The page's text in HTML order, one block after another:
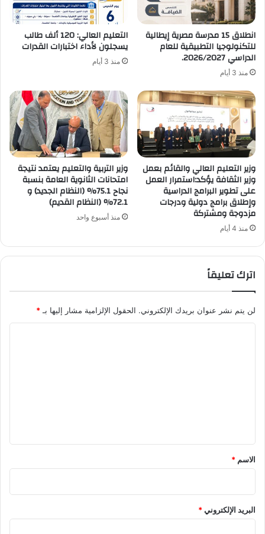
انطلاق 15 مدرسة مصرية إيطالية
للتكنولوجيا التطبيقية للعام
الدراسي 2026/2027.
منذ 3 أيام
التعليم العالي: 120 ألف طالب
يسجلون لأداء اختبارات القدرات
منذ 3 أيام
وزير التعليم العالي والقائم بعمل
وزير الثقافة يؤكد:استمرار العمل
على تطوير البرامج الدراسية
وإطلاق برامج دولية ودرجات
مزدوجة ومشتركة
منذ 4 أيام
وزير التربية والتعليم يعتمد نتيجة
امتحانات الثانوية العامة بنسبة
نجاح 75.1% (النظام الجديد) و
72.1% (النظام القديم)
منذ أسبوع واحد
اترك تعليقاً
لن يتم نشر عنوان بريدك الإلكتروني. الحقول الإلزامية مشار إليها بـ *
*
الاسم *
البريد الإلكتروني*